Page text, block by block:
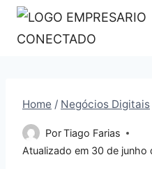
Pular
para
Home / Negócios Digitais
PorTiago Farias
Atualizado em 30 de junho